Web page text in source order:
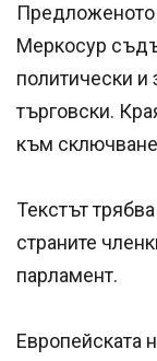
Меркосур
политически и
търговски.
към
Текстът
страните
парламент.
Европейската